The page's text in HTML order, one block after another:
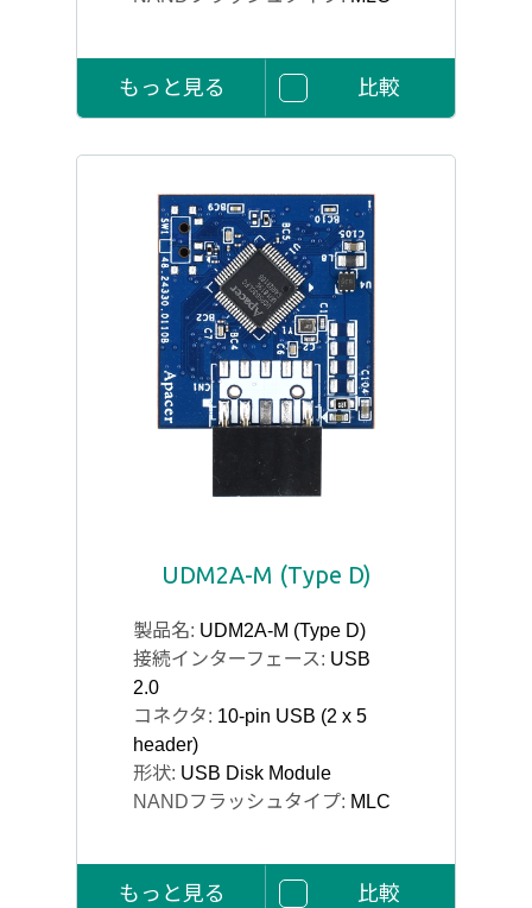
もっと見る 比較
UDM2A-M (Type D)
製品名: UDM2A-M (Type D)
接続インターフェース: USB
2.0
コネクタ: 10-pin USB (2 x 5
header)
形状: USB Disk Module
NANDフラッシュタイプ: MLC
もっと見る 比較